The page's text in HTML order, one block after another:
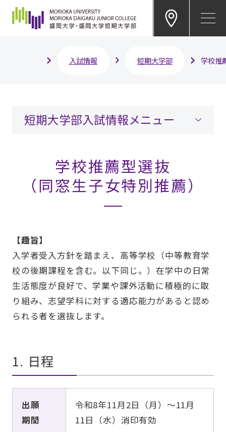
入試情報 短期大学部 学校推
短期大学部入試情報メニュー
学校推薦型選抜
（同窓生子女特別推薦）
【趣旨】
⼊学者受⼊⽅針を踏まえ、⾼等学校（中等教育学
校の後期課程を含む。以下同じ。）在学中の⽇常
⽣活態度が良好で、学業や課外活動に積極的に取
り組み、志望学科に対する適応能⼒があると認め
られる者を選抜します。
1. 日程
出願
期間
令和8年11月2日（月）～11月
11日（水）消印有効